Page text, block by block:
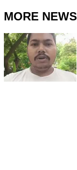
MORE NEWS